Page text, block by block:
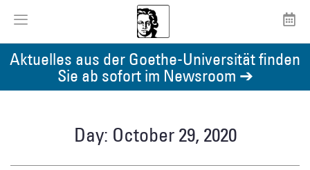
Aktuelles aus der Goethe-Universität finden
Sie ab sofort im Newsroom ➔
Day: October 29, 2020